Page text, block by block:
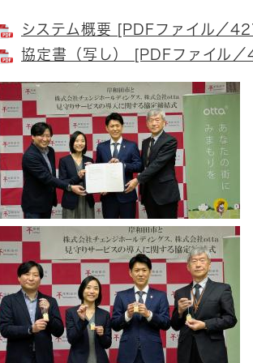
システム概要 [PDFファイル／
協定書（写し） [PDFファイル